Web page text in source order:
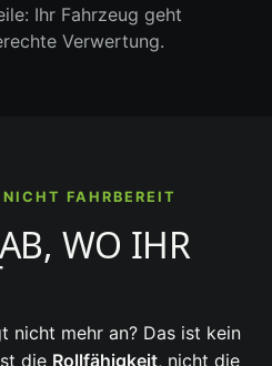
Ihr Fahrzeug geht
Verwertung.
FAHRBEREIT
WO IHR
nicht mehr an? Das ist kein
die Rollfähigkeit, nicht die